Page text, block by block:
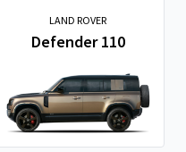
LAND ROVER
Defender 110